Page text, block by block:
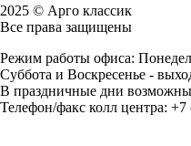
2025 © Арго классик
Все права защищены
Режим работы офиса:
Суббота и Воскресенье -
В праздничные дни возможны
Телефон/факс колл центра: